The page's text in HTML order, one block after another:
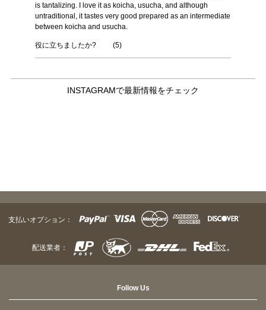
is tantalizing. I love it as koicha, usucha, and although
untraditional, it tastes very good prepared as an intermediate
between koicha and usucha.
役に立ちましたか? (5)
INSTAGRAMで最新情報をチェック
支払いオプション：
配送業者：
Follow Us